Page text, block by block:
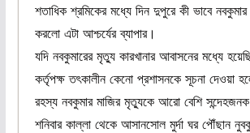
শতাধিক শ্রমিকের মধ্যে দিন দুপুরে কী ভাবে
করলো এটা আশ্চর্যের ব্যাপার।
যদি নবকুমারের মৃত্যু কারখানার আবাসনের মধ্যে
কর্তৃপক্ষ তৎকালীন কেনো প্রশাসনকে সূচনা দেওয়া
রহস্য নবকুমার মাজির মৃত্যুকে আরো বেশি সন্দেহজনক
শনিবার কাল্লা থেকে আসানসোল মুর্দা ঘর পৌঁছান